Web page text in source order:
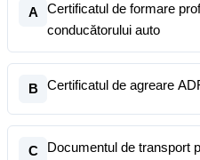
A
Certificatul de formare
conducătorului auto
B Certificatul de agreare
C
Documentul de transport